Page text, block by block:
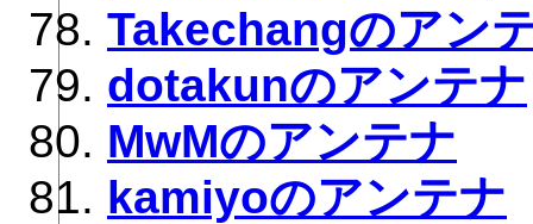
Takechangのアン
dotakunのアンテナ
MwMのアンテナ
kamiyoのアンテナ